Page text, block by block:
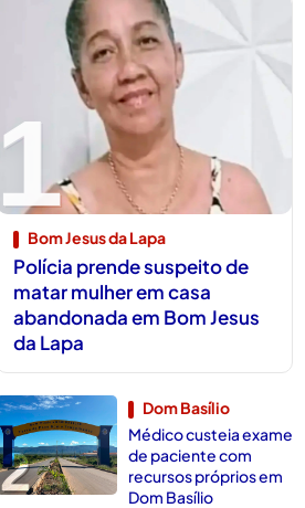
1
Bom Jesus da Lapa
Polícia prende suspeito de
matar mulher em casa
abandonada em Bom Jesus
da Lapa
2
Dom Basílio
Médico custeia exame
de paciente com
recursos próprios em
Dom Basílio